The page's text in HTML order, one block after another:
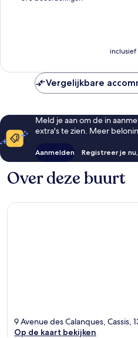
Vergelijkbare
Meld je aan om de in
extra's te zien. Meer
Aanmelden Registreer je
Over deze buurt
9 Avenue des Calanques, Cassis,
Op de kaart bekijken